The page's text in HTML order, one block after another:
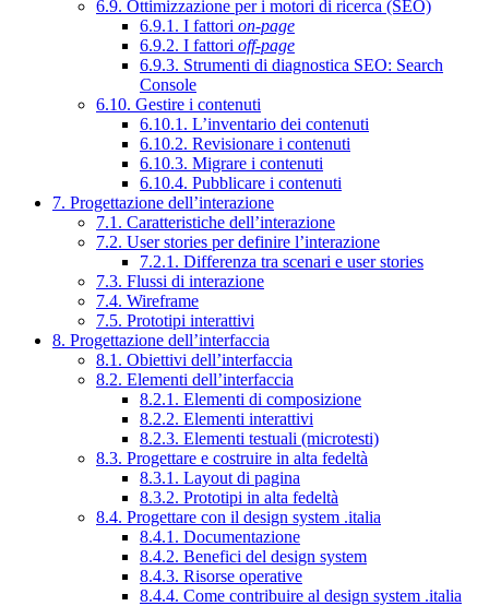
6.9. Ottimizzazione per i motori di ricerca (SEO)
6.9.1. I fattori on-page
6.9.2. I fattori off-page
6.9.3. Strumenti di diagnostica SEO: Search
Console
6.10. Gestire i contenuti
6.10.1. L’inventario dei contenuti
6.10.2. Revisionare i contenuti
6.10.3. Migrare i contenuti
6.10.4. Pubblicare i contenuti
7. Progettazione dell’interazione
7.1. Caratteristiche dell’interazione
7.2. User stories per definire l’interazione
7.2.1. Differenza tra scenari e user stories
7.3. Flussi di interazione
7.4. Wireframe
7.5. Prototipi interattivi
8. Progettazione dell’interfaccia
8.1. Obiettivi dell’interfaccia
8.2. Elementi dell’interfaccia
8.2.1. Elementi di composizione
8.2.2. Elementi interattivi
8.2.3. Elementi testuali (microtesti)
8.3. Progettare e costruire in alta fedeltà
8.3.1. Layout di pagina
8.3.2. Prototipi in alta fedeltà
8.4. Progettare con il design system .italia
8.4.1. Documentazione
8.4.2. Benefici del design system
8.4.3. Risorse operative
8.4.4. Come contribuire al design system .italia